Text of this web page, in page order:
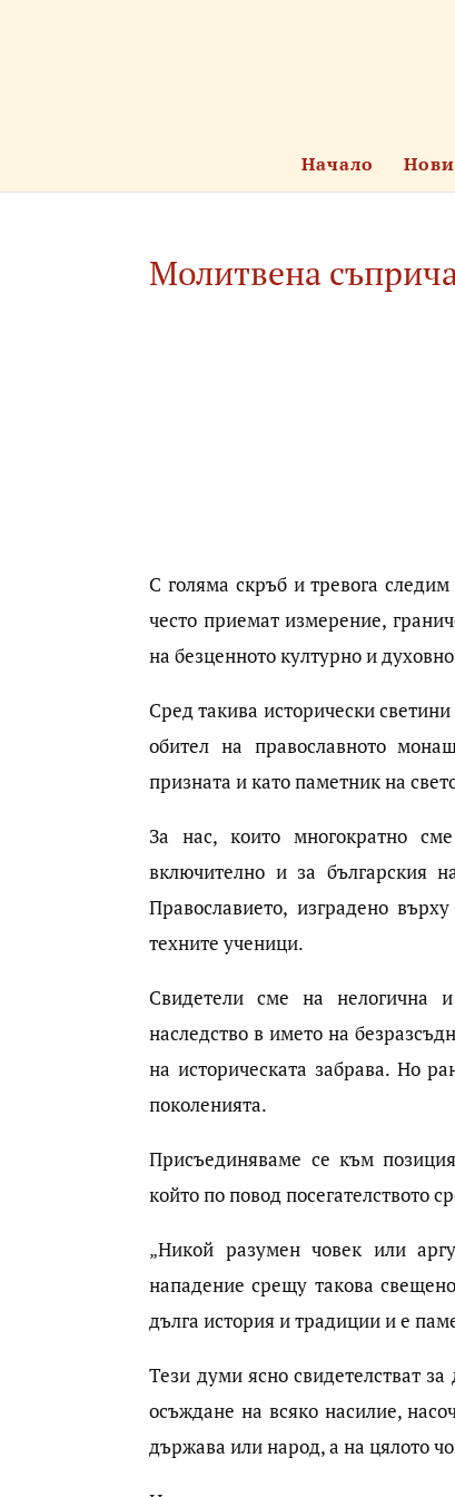
Начало
Молитвена
С голяма скръб и тревога
често приемат измерение,
на безценното културно и
Сред такива исторически
обител на православното
призната и като паметник на
За нас, които многократно
включително и за българския
Православието, изградено
техните ученици.
Свидетели сме на нелогична и
наследство в името на
на историческата забрава. Но
поколенията.
Присъединяваме се към
който по повод посегателството
„Никой разумен човек или
нападение срещу такова
дълга история и традиции и е
Тези думи ясно свидетелстват
осъждане на всяко насилие,
държава или народ, а на цялото